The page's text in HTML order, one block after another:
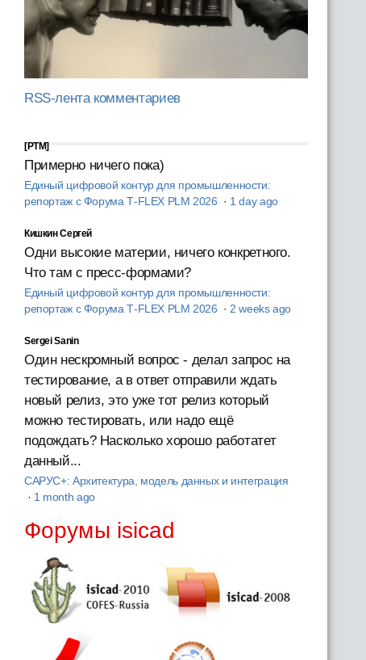
RSS-лента комментариев
[PTM]
Примерно ничего пока)
Единый цифровой контур для промышленности:
репортаж с Форума T‑FLEX PLM 2026 · 1 day ago
Кишкин Сергей
Одни высокие материи, ничего конкретного.
Что там с пресс-формами?
Единый цифровой контур для промышленности:
репортаж с Форума T‑FLEX PLM 2026 · 2 weeks ago
Sergei Sanin
Один нескромный вопрос - делал запрос на
тестирование, а в ответ отправили ждать
новый релиз, это уже тот релиз который
можно тестировать, или надо ещё
подождать? Насколько хорошо работатет
данный...
САРУС+: Архитектура, модель данных и интеграция
· 1 month ago
Форумы isicad